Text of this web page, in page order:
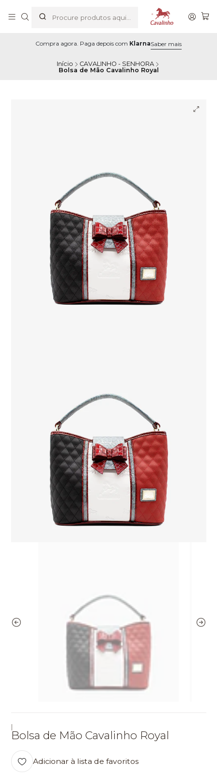
Compra agora. Paga depois com KlarnaSaber mais
Início
CAVALINHO - SENHORA
Bolsa de Mão Cavalinho Royal
|
Bolsa de Mão Cavalinho Royal
Adicionar à lista de favoritos